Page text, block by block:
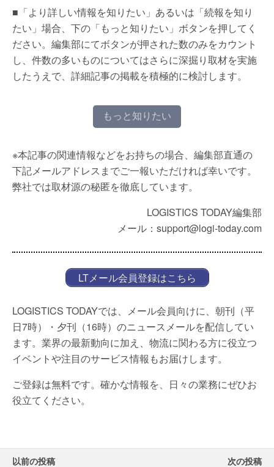
■「より詳しい情報を知りたい」あるいは「続報を知り
たい」場合、下の「もっと知りたい」ボタンを押してく
ださい。編集部にてボタンが押された数のみをカウント
し、件数の多いものについてはさらに深掘り取材を実施
したうえで、詳細記事の掲載を積極的に検討します。
もっと知りたい
※本記事の関連情報などをお持ちの場合、編集部直通の
下記メールアドレスまでご一報いただければ幸いです。
弊社では取材源の秘匿を徹底しています。
LOGISTICS TODAY編集部
メール：support@logi-today.com
LTメール会員登録はこちら
LOGISTICS TODAYでは、メール会員向けに、朝刊（平
日7時）・夕刊（16時）のニュースメールを配信してい
ます。業界の最新動向に加え、物流に関わる方に役立つ
イベントや注目のサービス情報もお届けします。
ご登録は無料です。確かな情報を、日々の業務にぜひお
役立てください。
以前の投稿 次の投稿